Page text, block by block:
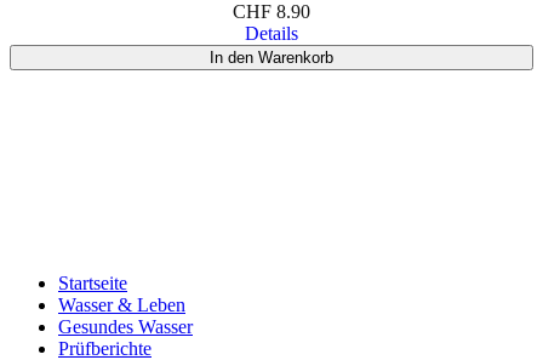
CHF 8.90
Details
In den Warenkorb
Startseite
Wasser & Leben
Gesundes Wasser
Prüfberichte